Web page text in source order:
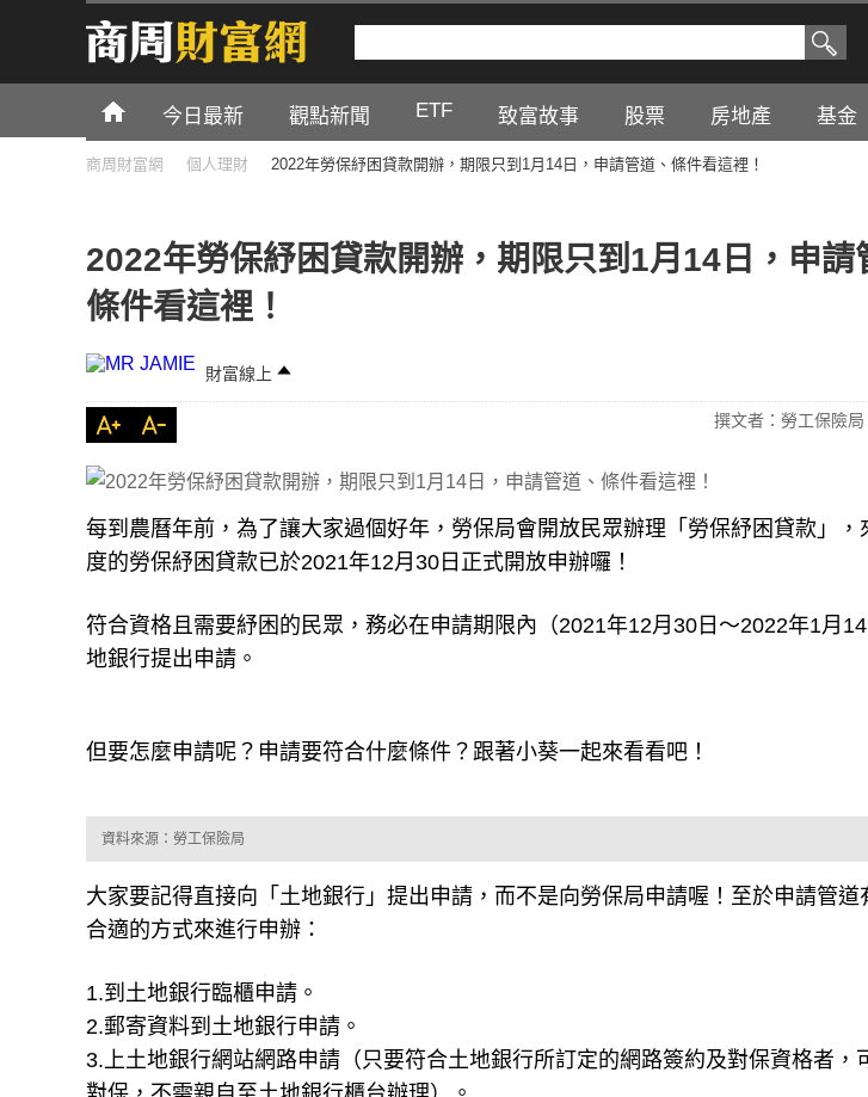
今日最新 觀點新聞 ETF 致富故事 股票 房地產 基金
商周財富網 個人理財 2022年勞保紓困貸款開辦，期限只到1月14日，申請管道、條件看這裡！
2022年勞保紓困貸款開辦，期限只到1月14日，申請
條件看這裡！
財富線上
撰文者：勞工保險局
度的勞保紓困貸款已於2021年12月30日正式開放申辦囉！
地銀行提出申請。
大家要記得直接向「土地銀行」提出申請，而不是向勞保局申請喔！至於申請管
合適的方式來進行申辦：
2.郵寄資料到土地銀行申請。
3.上土地銀行網站網路申請（只要符合土地銀行所訂定的網路簽約及對保資格者，
對保，不需親自至土地銀行櫃台辦理）。